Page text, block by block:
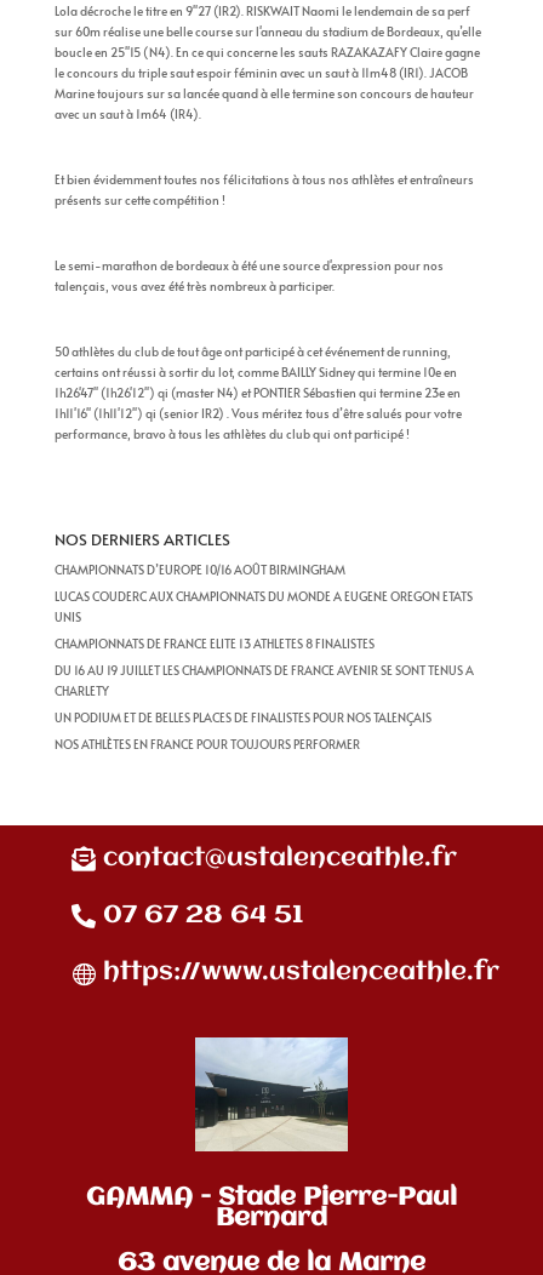
Lola décroche le titre en 9''27 (IR2). RISKWAIT Naomi le lendemain de sa perf
sur 60m réalise une belle course sur l'anneau du stadium de Bordeaux, qu’elle
boucle en 25''15 (N4). En ce qui concerne les sauts RAZAKAZAFY Claire gagne
le concours du triple saut espoir féminin avec un saut à 11m48 (IR1). JACOB
Marine toujours sur sa lancée quand à elle termine son concours de hauteur
avec un saut à 1m64 (IR4).
Et bien évidemment toutes nos félicitations à tous nos athlètes et entraîneurs
présents sur cette compétition !
Le semi-marathon de bordeaux à été une source d'expression pour nos
talençais, vous avez été très nombreux à participer.
50 athlètes du club de tout âge ont participé à cet événement de running,
certains ont réussi à sortir du lot, comme BAILLY Sidney qui termine 10e en
1h26'47'' (1h26'12'') qi (master N4) et PONTIER Sébastien qui termine 23e en
1h11'16'' (1h11'12'') qi (senior IR2) . Vous méritez tous d’être salués pour votre
performance, bravo à tous les athlètes du club qui ont participé !
NOS DERNIERS ARTICLES
CHAMPIONNATS D’EUROPE 10/16 AOÛT BIRMINGHAM
LUCAS COUDERC AUX CHAMPIONNATS DU MONDE A EUGENE OREGON ETATS
UNIS
CHAMPIONNATS DE FRANCE ELITE 13 ATHLETES 8 FINALISTES
DU 16 AU 19 JUILLET LES CHAMPIONNATS DE FRANCE AVENIR SE SONT TENUS A
CHARLETY
UN PODIUM ET DE BELLES PLACES DE FINALISTES POUR NOS TALENÇAIS
NOS ATHLÈTES EN FRANCE POUR TOUJOURS PERFORMER
contact@ustalenceathle.fr
07 67 28 64 51
https://www.ustalenceathle.fr
GAMMA - Stade Pierre-Paul
Bernard
63 avenue de la Marne